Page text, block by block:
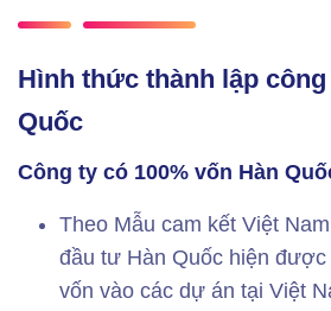
Hình thức thành lập công
Quốc
Công ty có 100% vốn Hàn
Theo Mẫu cam kết Việt
đầu tư Hàn Quốc hiện
vốn vào các dự án tại Việt